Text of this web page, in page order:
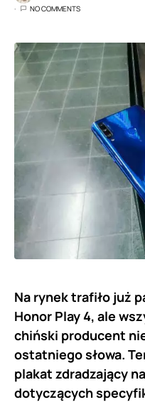
NO COMMENTS
Na rynek trafiło już
Honor Play 4, ale
chiński producent
ostatniego słowa.
plakat zdradzający
dotyczących